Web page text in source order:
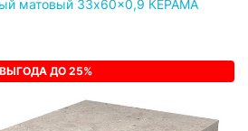
матовый 33x60x0,9 КЕРАМА
ВЫГОДА ДО 25%